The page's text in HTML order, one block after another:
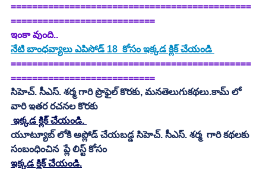
=============================================
===========================
ఇంకా వుంది..
నేటి బాంధవ్యాలు ఎపిసోడ్ 18  కోసం ఇక్కడ క్లిక్ చేయండి
=============================================
===========================
సిహెచ్. సీఎస్. శర్మ గారి ప్రొఫైల్ కొరకు, మనతెలుగుకథలు.కామ్ లో
వారి ఇతర రచనల కొరకు
ఇక్కడ క్లిక్ చేయండి.
యూట్యూబ్ లోకి అప్లోడ్ చేయబడ్డ సిహెచ్. సీఎస్. శర్మ  గారి కథలకు
సంబంధించిన  ప్లే లిస్ట్ కోసం
ఇక్కడ క్లిక్ చేయండి.